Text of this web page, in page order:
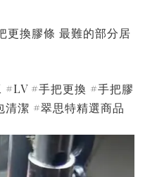
更換膠條 最難的部分居
#手把更換 #手把膠
潔 #翠思特精選商品